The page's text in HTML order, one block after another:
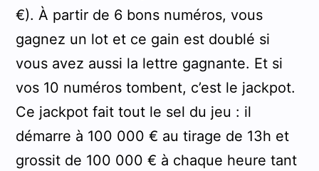
€). À partir de 6 bons numéros, vous
gagnez un lot et ce gain est doublé si
vous avez aussi la lettre gagnante. Et si
vos 10 numéros tombent, c’est le jackpot.
Ce jackpot fait tout le sel du jeu : il
démarre à 100 000 € au tirage de 13h et
grossit de 100 000 € à chaque heure tant